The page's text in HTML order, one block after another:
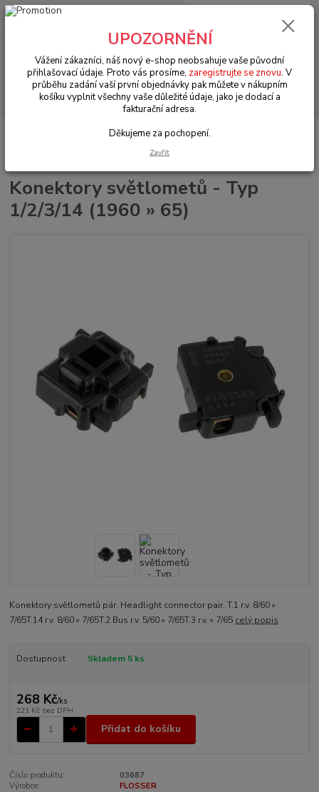
Menu
Hledat
+420 602 330 329
0 Kč
VW Brouk Typ 1 (1938 » 03) Elektroinstalace (Electrical)
Konektory světlometů - Typ
1/2/3/14 (1960 » 65)
Konektory světlometů pár. Headlight connector pair. T.1 r.v. 8/60 »
7/65T.14 r.v. 8/60 » 7/65T.2 Bus r.v. 5/60 » 7/65T.3 r.v. » 7/65 celý popis
Dostupnost Skladem 5 ks
268 Kč/ks
221 Kč bez DPH
Přidat do košíku
Číslo produktu:
03687
Výrobce:
FLOSSER
UPOZORNĚNÍ
Vážení zákazníci, náš nový e-shop neobsahuje vaše původní
přihlašovací údaje. Proto vás prosíme, zaregistrujte se znovu. V
průběhu zadání vaší první objednávky pak můžete v nákupním
košíku vyplnit všechny vaše důležité údaje, jako je dodací a
fakturační adresa.
Děkujeme za pochopení.
Zavřít